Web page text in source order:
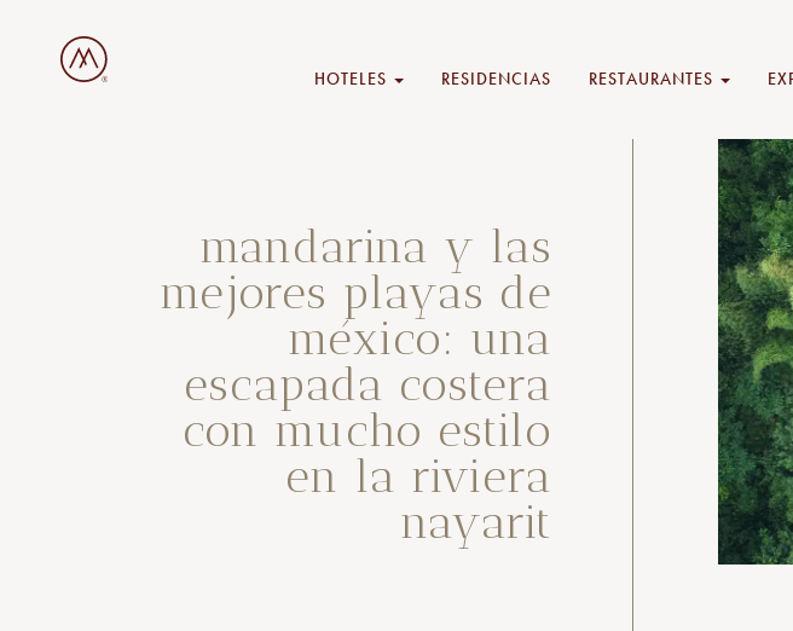
HOTELES RESIDENCIAS RESTAURANTES
mandarina y las
mejores playas de
méxico: una
escapada costera
con mucho estilo
en la riviera
nayarit